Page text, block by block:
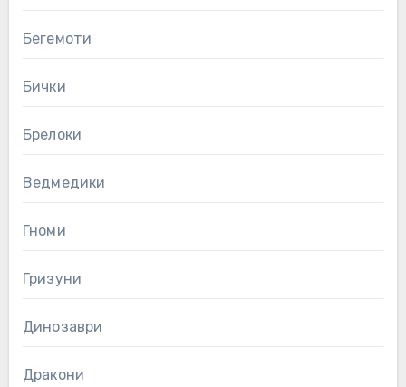
Бегемоти
Бички
Брелоки
Ведмедики
Гноми
Гризуни
Динозаври
Дракони